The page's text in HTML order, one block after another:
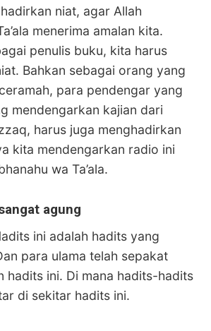
niat, agar Allah
menerima amalan kita.
penulis buku, kita harus
Bahkan sebagai orang yang
para pendengar yang
mendengarkan kajian dari
harus juga menghadirkan
kita mendengarkan radio ini
wa Ta’ala.
agung
adits ini adalah hadits yang
para ulama telah sepakat
hadits ini. Di mana hadits-hadits
di sekitar hadits ini.